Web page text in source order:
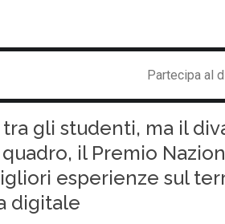
Partecipa al
gli studenti, ma il
il Premio
esperienze sul
digitale